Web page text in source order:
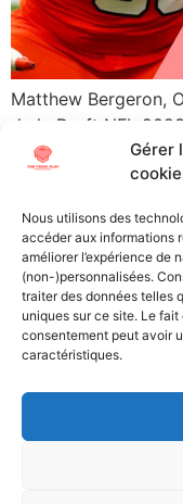
Gérer
Nous utilisons des
accéder aux informations
améliorer l’expérience de
(non-)personnalisées.
traiter des données telles
uniques sur ce site. Le
consentement peut avoir
caractéristiques.
Matthew Bergeron,
de la Draft NFL
vous plonger au
particulier.
présentations
universitaires. Place
Syracuse […]
All
Tous les textes
d’auteur. Il est
quelque manière que